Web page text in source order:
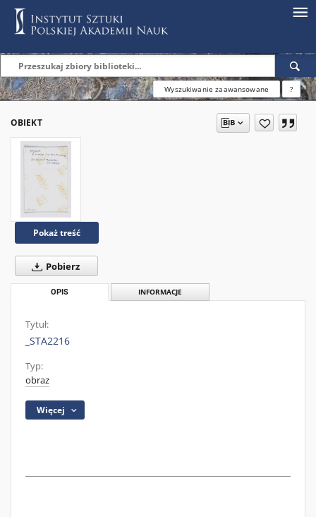
Wyszukiwanie zaawansowane ?
OBIEKT
Pokaż treść
Pobierz
OPIS INFORMACJE
Tytuł:
_STA2216
Typ:
obraz
Więcej